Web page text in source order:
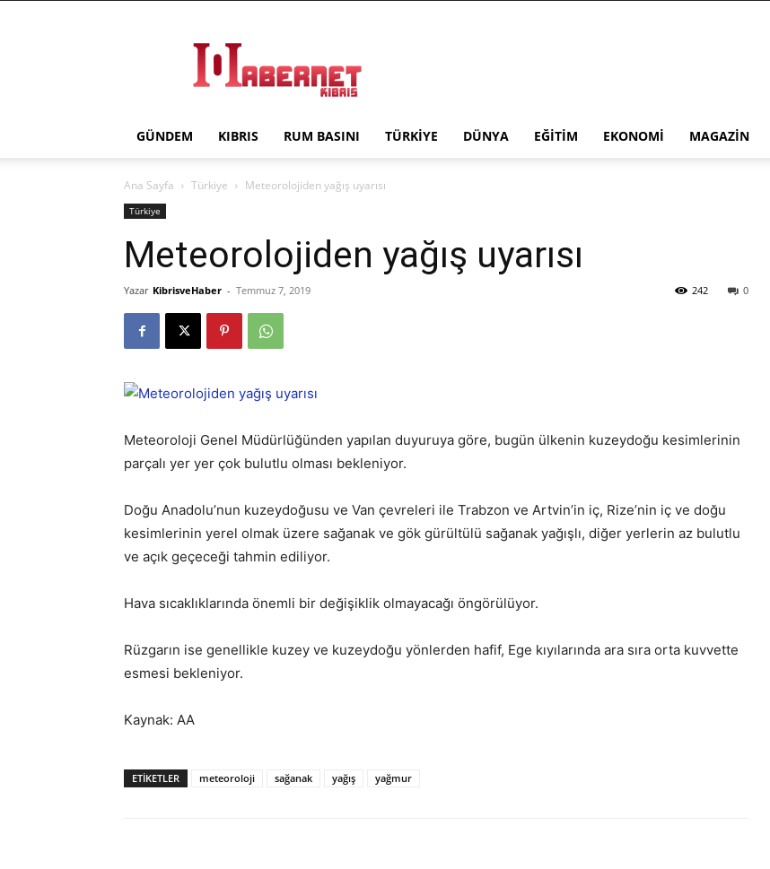
Kıbrıs
GÜNDEM KIBRIS RUM BASINI TÜRKIYE DÜNYA EĞITIM EKONOMI MAGAZIN
Ana Sayfa Türkiye Meteorolojiden yağış uyarısı
Türkiye
Meteorolojiden yağış uyarısı
Yazar KibrisveHaber - Temmuz 7, 2019 0
242
Meteoroloji Genel Müdürlüğünden yapılan duyuruya göre, bugün ülkenin kuzeydoğu kesimlerinin
parçalı yer yer çok bulutlu olması bekleniyor.
Doğu Anadolu’nun kuzeydoğusu ve Van çevreleri ile Trabzon ve Artvin’in iç, Rize’nin iç ve doğu
kesimlerinin yerel olmak üzere sağanak ve gök gürültülü sağanak yağışlı, diğer yerlerin az bulutlu
ve açık geçeceği tahmin ediliyor.
Hava sıcaklıklarında önemli bir değişiklik olmayacağı öngörülüyor.
Rüzgarın ise genellikle kuzey ve kuzeydoğu yönlerden hafif, Ege kıyılarında ara sıra orta kuvvette
esmesi bekleniyor.
Kaynak: AA
ETIKETLER meteoroloji sağanak yağış yağmur